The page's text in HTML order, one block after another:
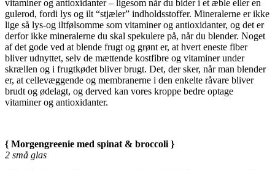
vitaminer og antioxidanter – ligesom når du bider i et æble eller en
gulerod, fordi lys og ilt “stjæler” indholdsstoffer. Mineralerne er ikke
lige så lys-og iltfølsomme som vitaminer og antioxidanter, og det er
derfor ikke mineralerne du skal spekulere på, når du blender. Noget
af det gode ved at blende frugt og grønt er, at hvert eneste fiber
bliver udnyttet, selv de mættende kostfibre og vitaminer under
skrællen og i frugtkødet bliver brugt. Det, der sker, når man blender
er, at cellevæggende og membranerne i den enkelte råvare bliver
brudt og ødelagt, og derved kan vores kroppe bedre optage
vitaminer og antioxidanter.
{ Morgengreenie med spinat & broccoli }
2 små glas